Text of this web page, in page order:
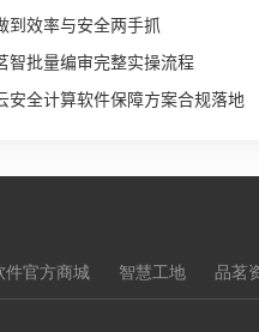
到效率与安全两手抓
智批量编审完整实操流程
安全计算软件保障方案合规落地
件官方商城 智慧工地 品茗